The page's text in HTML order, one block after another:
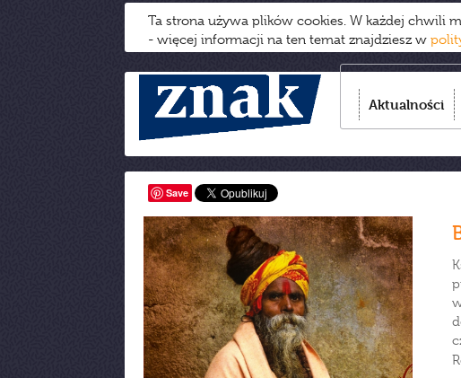
Ta strona używa plików cookies. W każdej chwili
- więcej informacji na ten temat znajdziesz w
Aktualności
Save